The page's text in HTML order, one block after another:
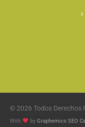
© 2026 Todos Derechos
With by Graphemics SEO